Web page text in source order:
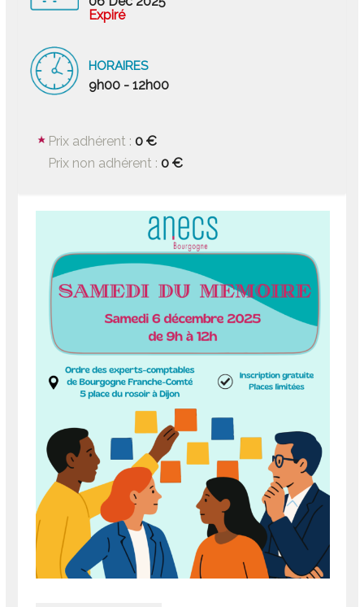
Expiré
HORAIRES
9h00 - 12h00
Prix adhérent :0 €
Prix non adhérent :0 €